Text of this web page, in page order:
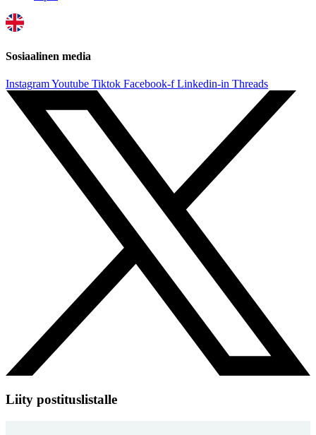
Sosiaalinen media
InstagramYoutube Tiktok Facebook-f Linkedin-in Threads
Liity postituslistalle